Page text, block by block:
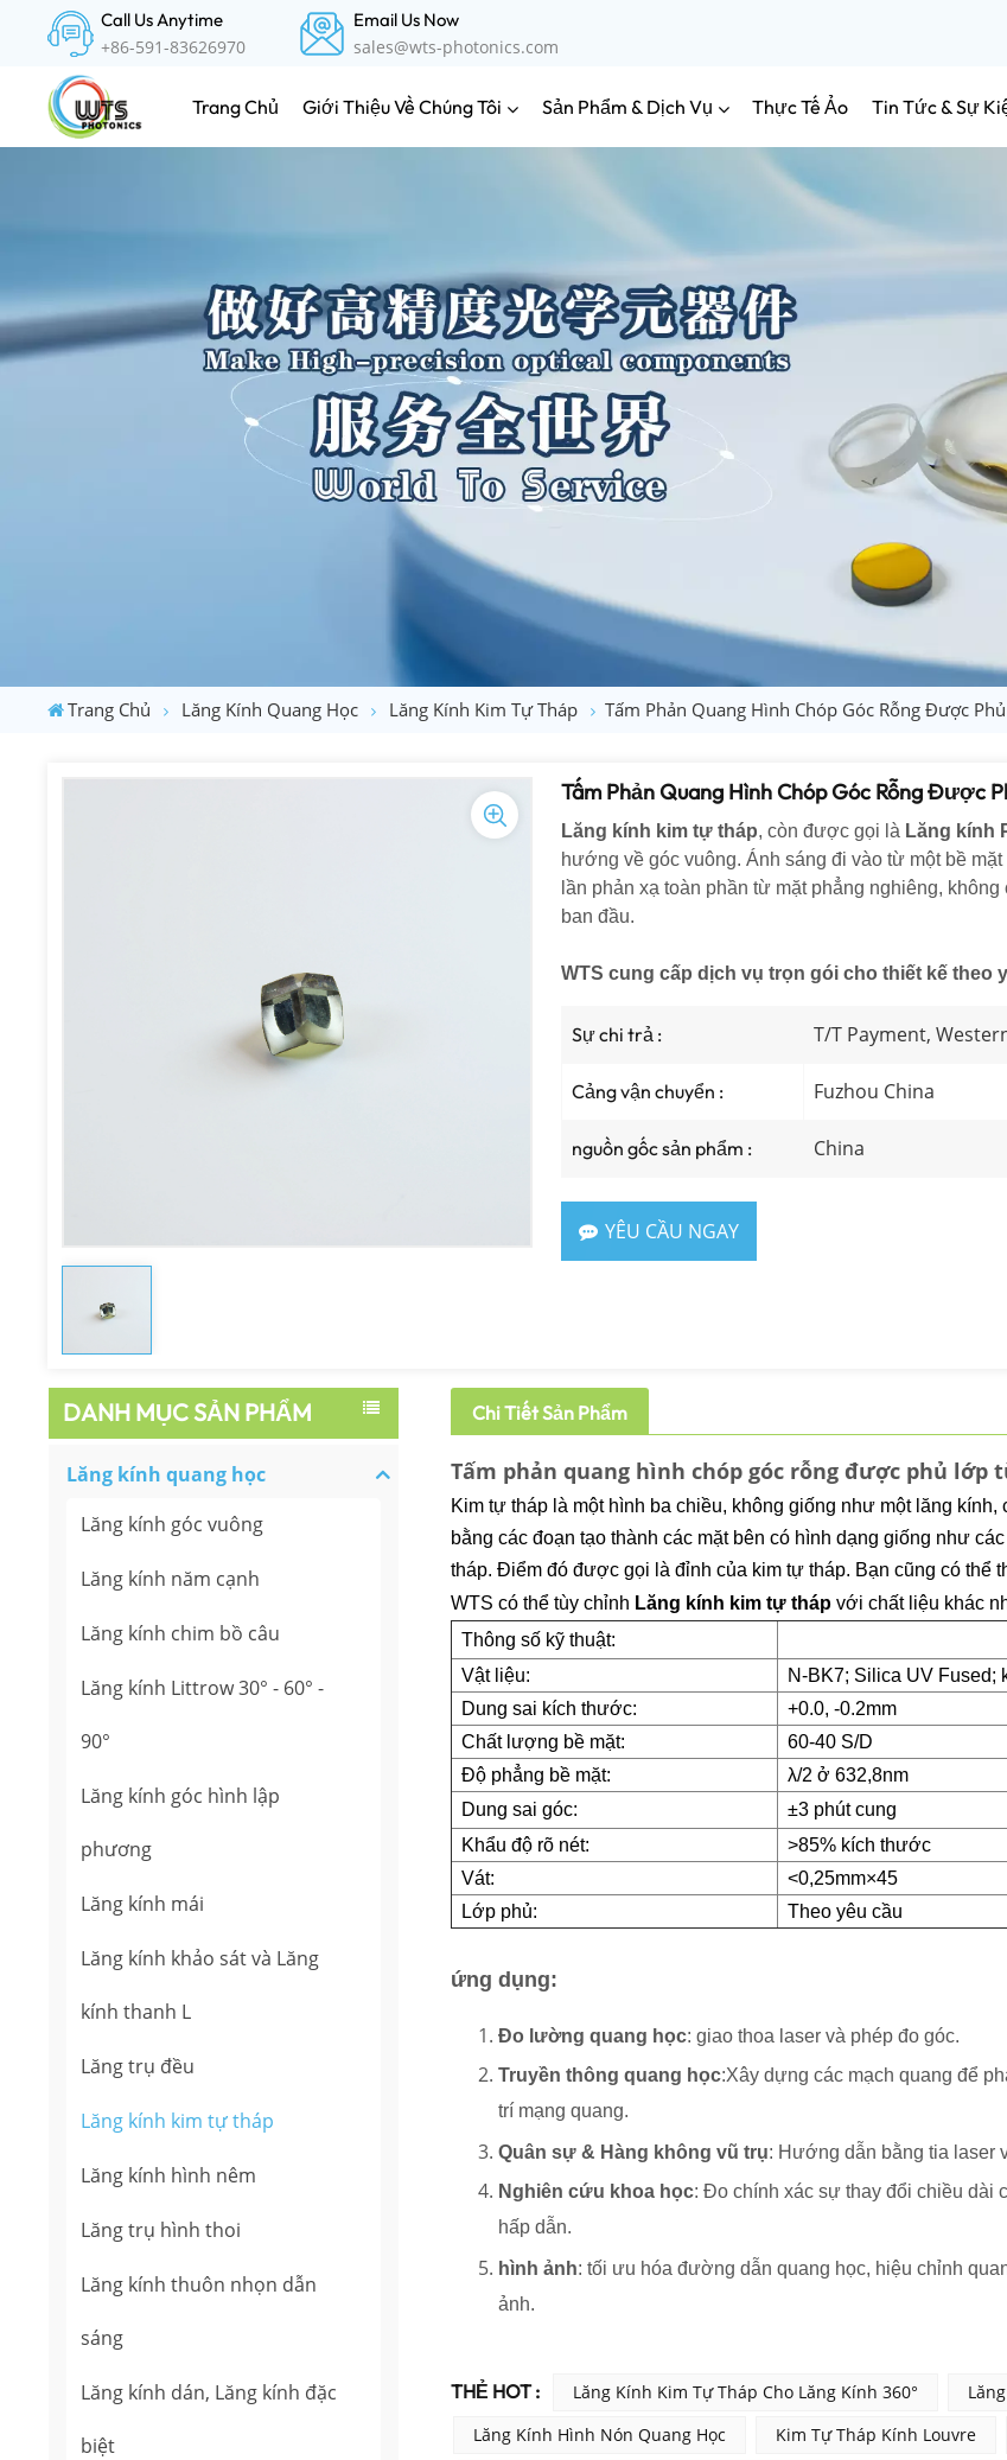
Call Us Anytime
+86-591-83626970
Email Us Now
sales@wts-photonics.com
Trang Chủ Giới Thiệu Về Chúng Tôi Sản Phẩm & Dịch Vụ Thực Tế Ảo Tin Tức & Sự
Trang Chủ Lăng Kính Quang Học Lăng Kính Kim Tự Tháp Tấm Phản Quang Hình Chóp Góc Rỗng Được
Tấm Phản Quang Hình Chóp Góc Rỗng Được
Lăng kính kim tự tháp, còn được gọi là Lăng kính
hướng về góc vuông. Ánh sáng đi vào từ một bề
lần phản xạ toàn phần từ mặt phẳng nghiêng,
ban đầu.
WTS cung cấp dịch vụ trọn gói cho thiết kế theo
Sự chi trả : T/T Payment,
Cảng vận chuyển : Fuzhou China
nguồn gốc sản phẩm : China
YÊU CẦU NGAY
DANH MỤC SẢN PHẨM
Lăng kính quang học
Lăng kính góc vuông
Lăng kính năm cạnh
Lăng kính chim bồ câu
Lăng kính Littrow 30° - 60° -
90°
Lăng kính góc hình lập
phương
Lăng kính mái
Lăng kính khảo sát và Lăng
kính thanh L
Lăng trụ đều
Lăng kính kim tự tháp
Lăng kính hình nêm
Lăng trụ hình thoi
Lăng kính thuôn nhọn dẫn
sáng
Lăng kính dán, Lăng kính đặc
biệt
Chi Tiết Sản Phẩm
Tấm phản quang hình chóp góc rỗng được phủ lớp
Kim tự tháplà một hình ba chiều, không giống như một lăng kính,
bằng các đoạn tạo thành các mặt bên có hình dạng giống như
tháp. Điểm đó được gọi là đỉnh của kim tự tháp. Bạn cũng có thể
WTS có thể tùy chỉnh Lăng kính kim tự thápvới chất liệu khác
Thông số kỹ thuật:
Vật liệu:
N-BK7; Silica UV Fused;
Dung sai kích thước:
+0.0, -0.2mm
Chất lượng bề mặt:
60-40 S/D
Độ phẳng bề mặt:
λ/2 ở 632,8nm
Dung sai góc:
±3 phút cung
Khẩu độ rõ nét:
>85% kích thước
Vát:
<0,25mm×45
Lớp phủ:
Theo yêu cầu
ứng dụng:
Đo lường quang học: giao thoa laser và phép đo góc.
Truyền thông quang học:Xây dựng các mạch quang để
trí mạng quang.
Quân sự & Hàng không vũ trụ: Hướng dẫn bằng tia laser
Nghiên cứu khoa học: Đo chính xác sự thay đổi chiều dài
hấp dẫn.
hình ảnh: tối ưu hóa đường dẫn quang học, hiệu chỉnh
ảnh.
THẺ HOT : Lăng Kính Kim Tự Tháp Cho Lăng Kính 360°
Lăng Kính Hình Nón Quang Học
Kim Tự Tháp Kính Louvre